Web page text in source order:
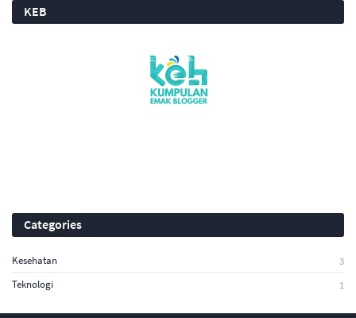
KEB
Categories
Kesehatan
3
Teknologi
1